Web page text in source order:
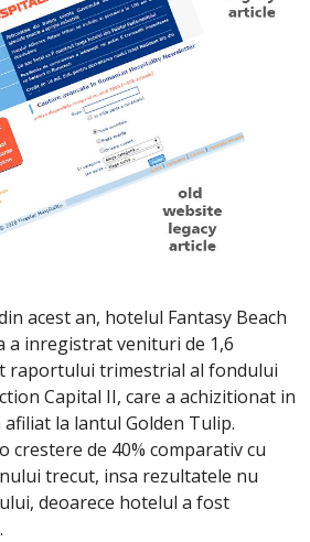
acest an, hotelul Fantasy Beach
a inregistrat venituri de 1,6
raportului trimestrial al fondului
Capital II, care a achizitionat in
la lantul Golden Tulip.
crestere de 40% comparativ cu
trecut, insa rezultatele nu
deoarece hotelul a fost